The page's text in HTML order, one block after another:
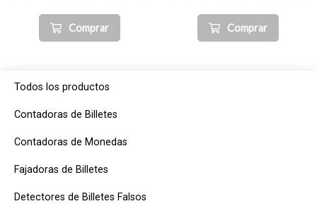
Todos los productos
Contadoras de Billetes
Contadoras de Monedas
Fajadoras de Billetes
Detectores de Billetes Falsos
Comprar Comprar